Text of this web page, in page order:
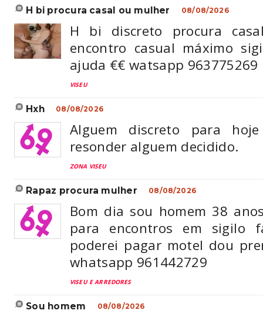
h bi procura casal ou mulher 08/08/2026
H bi discreto procura
encontro casual máximo
ajuda €€ watsapp 963775269
VISEU
hxh 08/08/2026
Alguem discreto para
resonder alguem decidido.
ZONA VISEU
rapaz procura mulher 08/08/2026
Bom dia sou homem 38
para encontros em sigilo
poderei pagar motel dou
whatsapp 961442729
VISEU E ARREDORES
sou homem 08/08/2026